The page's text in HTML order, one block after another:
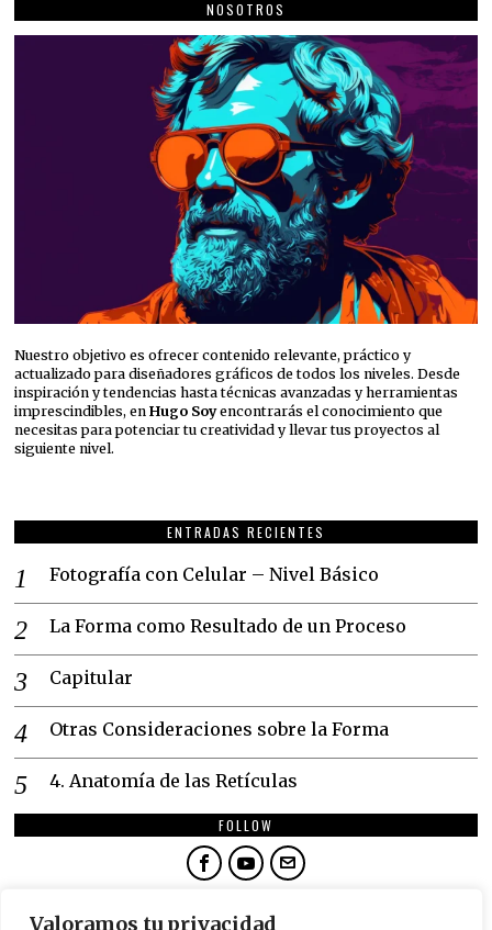
Valoramos tu privacidad
NOSOTROS
Nuestro objetivo es ofrecer contenido relevante, práctico y
actualizado para diseñadores gráficos de todos los niveles. Desde
inspiración y tendencias hasta técnicas avanzadas y herramientas
imprescindibles, enHugo Soyencontrarás el conocimiento que
necesitas para potenciar tu creatividad y llevar tus proyectos al
siguiente nivel.
ENTRADAS RECIENTES
Fotografía con Celular – Nivel Básico
La Forma como Resultado de un Proceso
Capitular
Otras Consideraciones sobre la Forma
4. Anatomía de las Retículas
FOLLOW
NEWSLETTER